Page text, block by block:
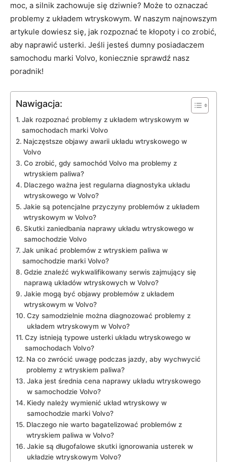
moc, a silnik zachowuje się ‌dziwnie? Może to ​oznaczać
problemy z⁢ układem wtryskowym. W naszym najnowszym
artykule dowiesz się, jak rozpoznać te kłopoty​ i co zrobić,
aby‍ naprawić usterki. Jeśli jesteś​ dumny⁣ posiadaczem‍
samochodu marki Volvo, koniecznie sprawdź nasz
poradnik!
Nawigacja:
Jak rozpoznać problemy z układem wtryskowym w ​
samochodach​ marki Volvo
Najczęstsze objawy awarii układu wtryskowego w
Volvo
Co zrobić, gdy samochód Volvo ma problemy z
wtryskiem paliwa?
Dlaczego ważna‍ jest‌ regularna diagnostyka układu
wtryskowego w Volvo?
Jakie są potencjalne przyczyny problemów z układem ​
wtryskowym w Volvo?
Skutki zaniedbania naprawy układu wtryskowego w
‌samochodzie ⁣Volvo
Jak‍ unikać ⁢problemów z wtryskiem paliwa w
samochodzie marki ⁣Volvo?
Gdzie znaleźć ⁢wykwalifikowany serwis zajmujący się ​
naprawą układów wtryskowych w Volvo?
Jakie mogą być objawy problemów z układem
wtryskowym w ‌Volvo?
Czy samodzielnie można diagnozować problemy z
układem wtryskowym ⁣w ‌Volvo?
Czy istnieją typowe usterki ⁢układu wtryskowego‍ w
samochodach Volvo?
Na co zwrócić uwagę podczas ​jazdy, aby wychwycić
problemy z wtryskiem paliwa?
Jaka ⁤jest średnia cena naprawy ⁤układu wtryskowego
w samochodzie Volvo?
Kiedy należy wymienić układ wtryskowy w
samochodzie marki Volvo?
Dlaczego nie warto bagatelizować problemów z
wtryskiem paliwa w Volvo?
Jakie​ są‍ długofalowe skutki‍ ignorowania usterek w
‌układzie wtryskowym Volvo?